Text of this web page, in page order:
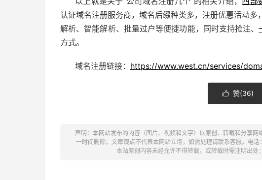
认证域名注册服务商，域名后缀种类多，注册优惠活动
解析、智能解析、批量过户等便捷功能，同时支持抢注、
方式。
域名注册链接： https://www.west.cn/services/
 赞(36)
声明：本网站发布的内容（图片、视频和文字）以原创、转载和分享
一时间删除。文章观点不代表本网站立场，如需处理请联系客服。电
本站原创内容未经允许不得转载，或转载时需注明出处：